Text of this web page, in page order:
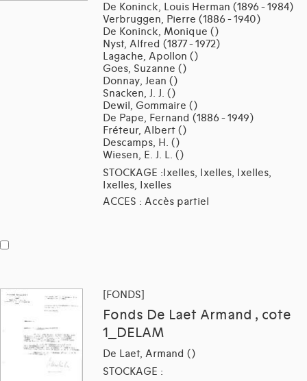
De Koninck, Louis Herman (1896 - 1984)
Verbruggen, Pierre (1886 - 1940)
De Koninck, Monique ()
Nyst, Alfred (1877 - 1972)
Lagache, Apollon ()
Goes, Suzanne ()
Donnay, Jean ()
Snacken, J. J. ()
Dewil, Gommaire ()
De Pape, Fernand (1886 - 1949)
Fréteur, Albert ()
Descamps, H. ()
Wiesen, E. J. L. ()
STOCKAGE :Ixelles, Ixelles, Ixelles,
Ixelles, Ixelles
ACCES : Accès partiel
[FONDS]
Fonds De Laet Armand , cote
1_DELAM
De Laet, Armand ()
STOCKAGE :